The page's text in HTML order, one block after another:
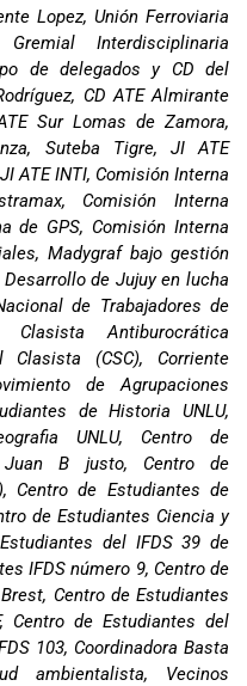
Lopez, Unión Ferroviaria
Interdisciplinaria
de delegados y CD del
CD ATE Almirante
Sur Lomas de Zamora,
Suteba Tigre, JI ATE
ATE INTI, Comisión Interna
Comisión Interna
de GPS, Comisión Interna
Madygraf bajo gestión
de Jujuy en lucha
de Trabajadores de
Clasista Antiburocrática
Clasista (CSC), Corriente
de Agrupaciones
de Historia UNLU,
UNLU, Centro de
B justo, Centro de
Centro de Estudiantes de
de Estudiantes Ciencia y
del IFDS 39 de
IFDS número 9, Centro de
Centro de Estudiantes
Centro de Estudiantes del
103, Coordinadora Basta
ambientalista, Vecinos